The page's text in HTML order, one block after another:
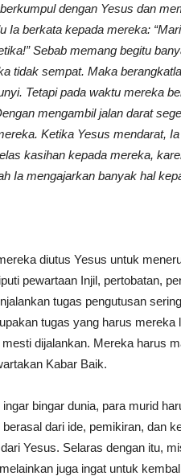
dengan Yesus dan
Ia berkata kepada mereka:
Sebab memang begitu
tidak sempat. Maka
Tetapi pada waktu mereka
mengambil jalan darat
Ketika Yesus mendarat,
kasihan kepada mereka,
Ia mengajarkan banyak hal
diutus Yesus untuk
pewartaan Injil, pertobatan,
tugas pengutusan
tugas yang harus
dijalankan. Mereka harus
Kabar Baik.
bingar dunia, para murid
dari ide, pemikiran, dan
Yesus. Selaras dengan itu,
juga ingat untuk